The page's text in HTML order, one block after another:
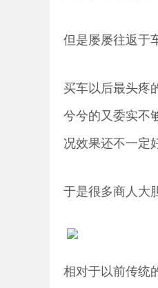
但是屡屡往返于
买车以后最头疼
兮兮的又委实不
况效果还不一定
于是很多商人大
相对于以前传统